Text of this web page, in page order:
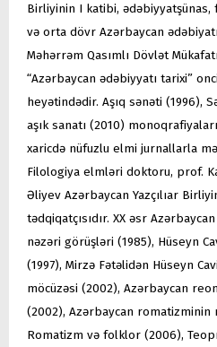
Birliyinin I katibi, ədəbiyyatşünas,
və orta dövr Azərbaycan
Məhərrəm Qasımlı Dövlət
“Azərbaycan ədəbiyyatı tarixi”
heyətindədir. Aşıq sənəti (1996),
aşık sanatı (2010)
xaricdə nüfuzlu elmi jurnallarla
Filologiya elmləri doktoru, prof.
Əliyev Azərbaycan Yazçılıar
tədqiqatçısıdır. XX əsr
nəzəri görüşləri (1985), Hüseyn
(1997), Mirzə Fətəlidən Hüseyn
möcüzəsi (2002), Azərbaycan
(2002), Azərbaycan romatizminin
Romatizm və folklor (2006),